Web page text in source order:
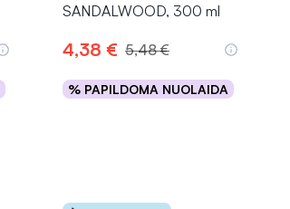
SANDALWOOD, 300 ml
4,38 € 5,48 €
% PAPILDOMA NUOLAIDA
Į krepšelį